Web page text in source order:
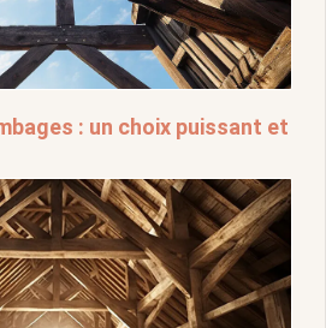
: un choix puissant et